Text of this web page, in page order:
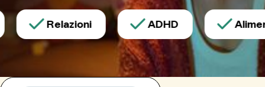
Relazioni ADHD